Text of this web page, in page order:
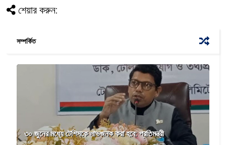
শেয়ার করুন:
সম্পর্কিত
৩০ জুনের মধ্যে টেশিসকে লাভজনক করা হবে: প্রতিমন্ত্রী